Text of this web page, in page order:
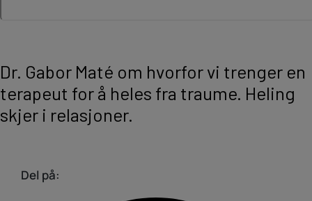
Dr. Gabor Maté om hvorfor vi trenger en
terapeut for å heles fra traume. Heling
skjer i relasjoner.
Del på: